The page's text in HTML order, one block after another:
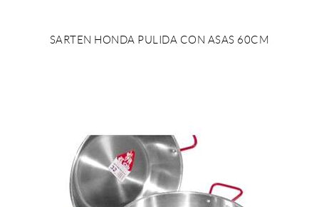
SARTEN HONDA PULIDA CON ASAS 60CM